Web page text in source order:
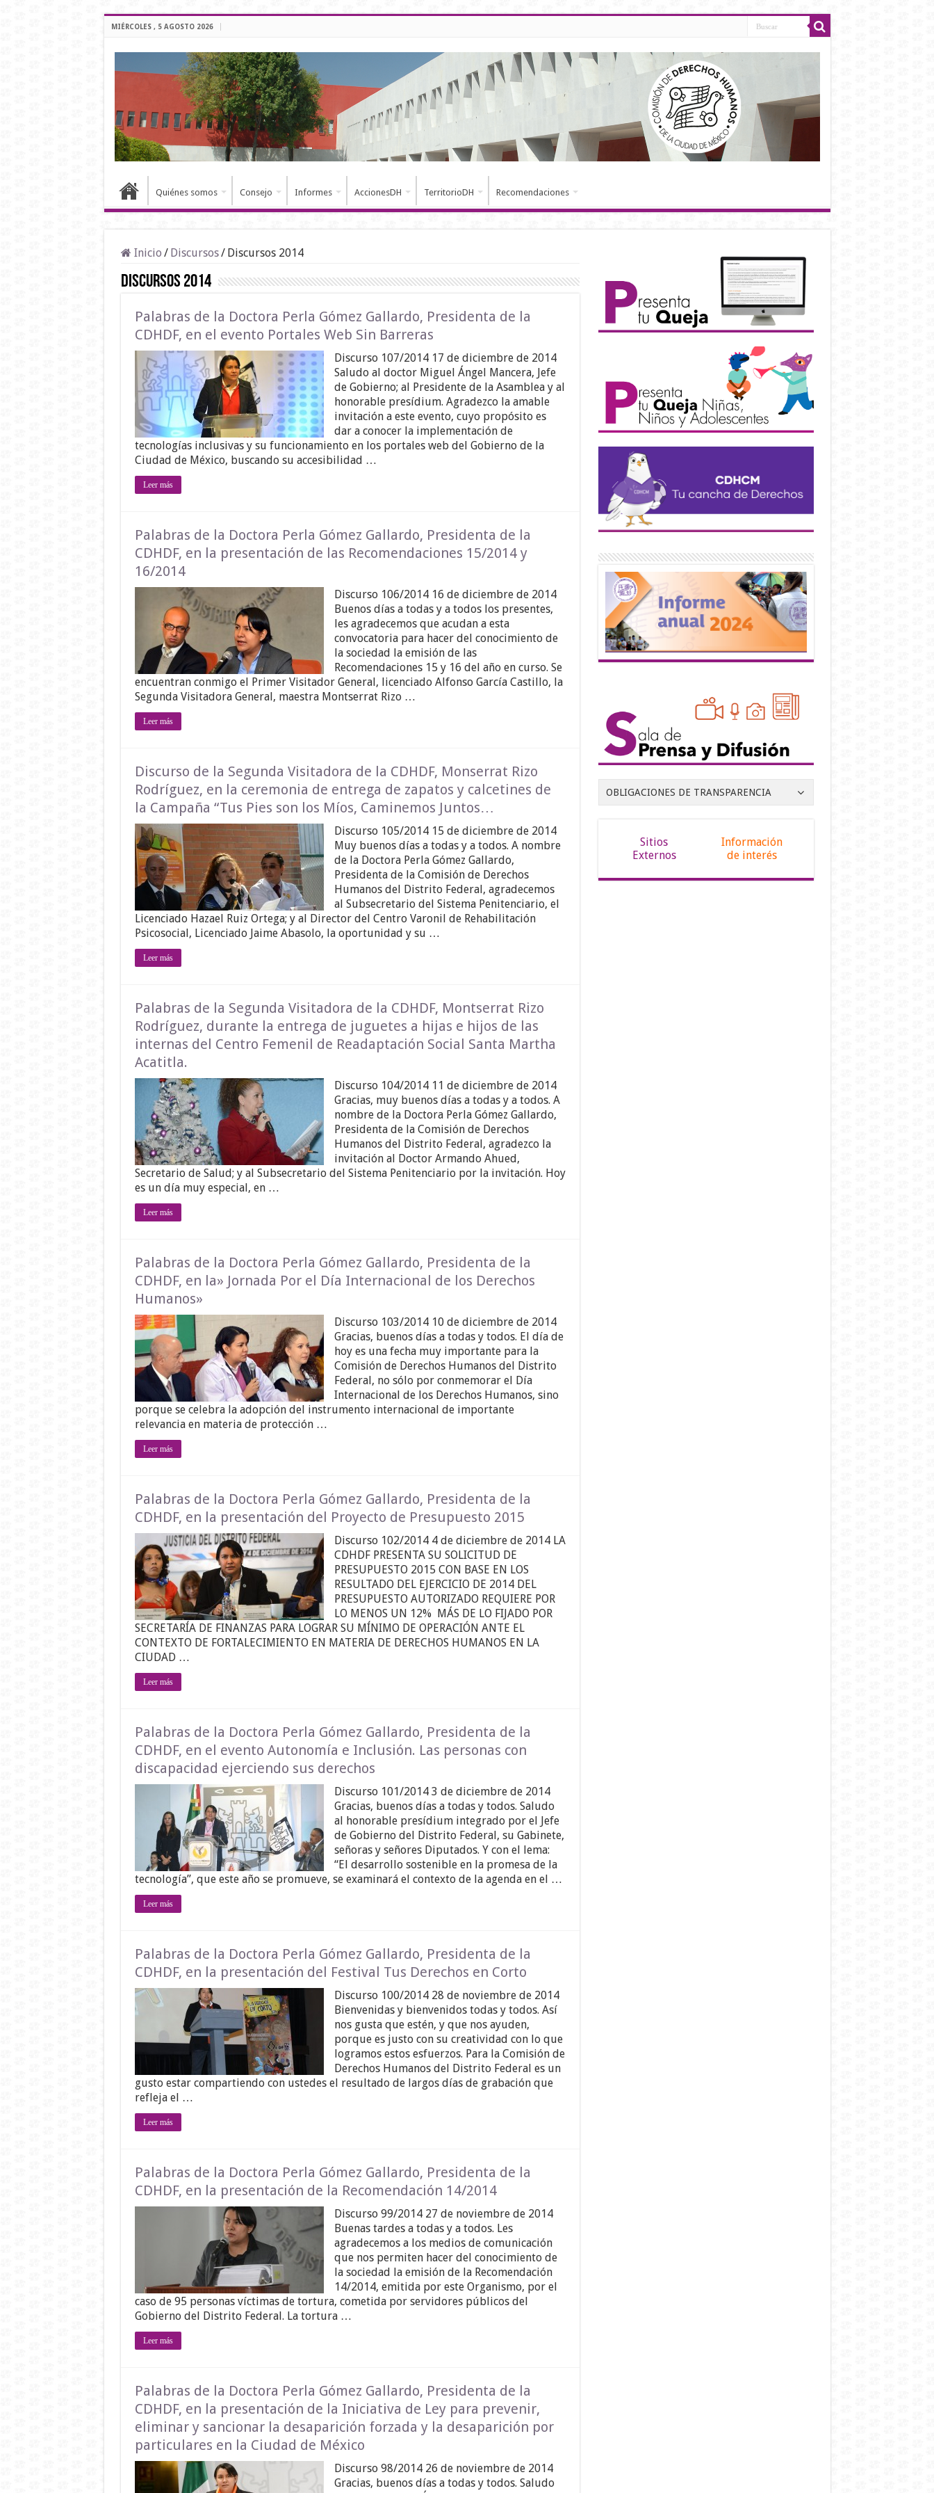
MIÉRCOLES , 5 AGOSTO 2026
Quiénes somos Consejo Informes AccionesDH TerritorioDH Recomendaciones
Inicio / Discursos/ Discursos 2014
Discursos 2014
Palabras de la Doctora Perla Gómez Gallardo, Presidenta de la
CDHDF, en el evento Portales Web Sin Barreras
Discurso 107/2014 17 de diciembre de 2014
Saludo al doctor Miguel Ángel Mancera, Jefe
de Gobierno; al Presidente de la Asamblea y al
honorable presídium. Agradezco la amable
invitación a este evento, cuyo propósito es
dar a conocer la implementación de
tecnologías inclusivas y su funcionamiento en los portales web del Gobierno de la
Ciudad de México, buscando su accesibilidad …
Leer más
Palabras de la Doctora Perla Gómez Gallardo, Presidenta de la
CDHDF, en la presentación de las Recomendaciones 15/2014 y
16/2014
Discurso 106/2014 16 de diciembre de 2014
Buenos días a todas y a todos los presentes,
les agradecemos que acudan a esta
convocatoria para hacer del conocimiento de
la sociedad la emisión de las
Recomendaciones 15 y 16 del año en curso. Se
encuentran conmigo el Primer Visitador General, licenciado Alfonso García Castillo, la
Segunda Visitadora General, maestra Montserrat Rizo …
Leer más
Discurso de la Segunda Visitadora de la CDHDF, Monserrat Rizo
Rodríguez, en la ceremonia de entrega de zapatos y calcetines de
la Campaña “Tus Pies son los Míos, Caminemos Juntos…
Discurso 105/2014 15 de diciembre de 2014
Muy buenos días a todas y a todos. A nombre
de la Doctora Perla Gómez Gallardo,
Presidenta de la Comisión de Derechos
Humanos del Distrito Federal, agradecemos
al Subsecretario del Sistema Penitenciario, el
Licenciado Hazael Ruiz Ortega; y al Director del Centro Varonil de Rehabilitación
Psicosocial, Licenciado Jaime Abasolo, la oportunidad y su …
Leer más
Palabras de la Segunda Visitadora de la CDHDF, Montserrat Rizo
Rodríguez, durante la entrega de juguetes a hijas e hijos de las
internas del Centro Femenil de Readaptación Social Santa Martha
Acatitla.
Discurso 104/2014 11 de diciembre de 2014
Gracias, muy buenos días a todas y a todos. A
nombre de la Doctora Perla Gómez Gallardo,
Presidenta de la Comisión de Derechos
Humanos del Distrito Federal, agradezco la
invitación al Doctor Armando Ahued,
Secretario de Salud; y al Subsecretario del Sistema Penitenciario por la invitación. Hoy
es un día muy especial, en …
Leer más
Palabras de la Doctora Perla Gómez Gallardo, Presidenta de la
CDHDF, en la» Jornada Por el Día Internacional de los Derechos
Humanos»
Discurso 103/2014 10 de diciembre de 2014
Gracias, buenos días a todas y todos. El día de
hoy es una fecha muy importante para la
Comisión de Derechos Humanos del Distrito
Federal, no sólo por conmemorar el Día
Internacional de los Derechos Humanos, sino
porque se celebra la adopción del instrumento internacional de importante
relevancia en materia de protección …
Leer más
Palabras de la Doctora Perla Gómez Gallardo, Presidenta de la
CDHDF, en la presentación del Proyecto de Presupuesto 2015
Discurso 102/2014 4 de diciembre de 2014 LA
CDHDF PRESENTA SU SOLICITUD DE
PRESUPUESTO 2015 CON BASE EN LOS
RESULTADO DEL EJERCICIO DE 2014 DEL
PRESUPUESTO AUTORIZADO REQUIERE POR
LO MENOS UN 12% MÁS DE LO FIJADO POR
SECRETARÍA DE FINANZAS PARA LOGRAR SU MÍNIMO DE OPERACIÓN ANTE EL
CONTEXTO DE FORTALECIMIENTO EN MATERIA DE DERECHOS HUMANOS EN LA
CIUDAD …
Leer más
Palabras de la Doctora Perla Gómez Gallardo, Presidenta de la
CDHDF, en el evento Autonomía e Inclusión. Las personas con
discapacidad ejerciendo sus derechos
Discurso 101/2014 3 de diciembre de 2014
Gracias, buenos días a todas y todos. Saludo
al honorable presídium integrado por el Jefe
de Gobierno del Distrito Federal, su Gabinete,
señoras y señores Diputados. Y con el lema:
“El desarrollo sostenible en la promesa de la
tecnología”, que este año se promueve, se examinará el contexto de la agenda en el …
Leer más
Palabras de la Doctora Perla Gómez Gallardo, Presidenta de la
CDHDF, en la presentación del Festival Tus Derechos en Corto
Discurso 100/2014 28 de noviembre de 2014
Bienvenidas y bienvenidos todas y todos. Así
nos gusta que estén, y que nos ayuden,
porque es justo con su creatividad con lo que
logramos estos esfuerzos. Para la Comisión de
Derechos Humanos del Distrito Federal es un
gusto estar compartiendo con ustedes el resultado de largos días de grabación que
refleja el …
Leer más
Palabras de la Doctora Perla Gómez Gallardo, Presidenta de la
CDHDF, en la presentación de la Recomendación 14/2014
Discurso 99/2014 27 de noviembre de 2014
Buenas tardes a todas y a todos. Les
agradecemos a los medios de comunicación
que nos permiten hacer del conocimiento de
la sociedad la emisión de la Recomendación
14/2014, emitida por este Organismo, por el
caso de 95 personas víctimas de tortura, cometida por servidores públicos del
Gobierno del Distrito Federal. La tortura …
Leer más
Palabras de la Doctora Perla Gómez Gallardo, Presidenta de la
CDHDF, en la presentación de la Iniciativa de Ley para prevenir,
eliminar y sancionar la desaparición forzada y la desaparición por
particulares en la Ciudad de México
Discurso 98/2014 26 de noviembre de 2014
Gracias, buenos días a todas y todos. Saludo
OBLIGACIONES DE TRANSPARENCIA
Sitios
Externos
Información
de interés